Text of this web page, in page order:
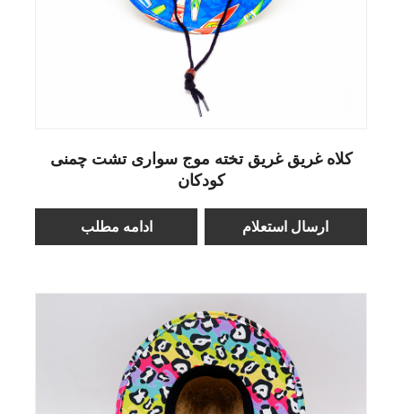
کلاه غریق غریق تخته موج سواری تشت چمنی
کودکان
ادامه مطلب ارسال استعلام